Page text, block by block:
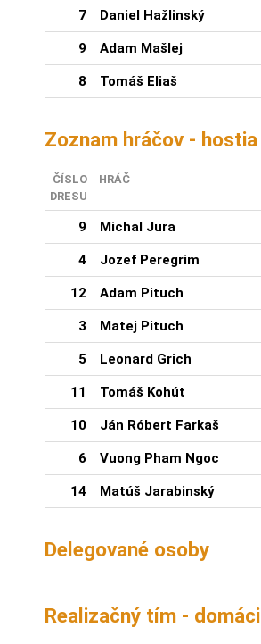
7 Daniel Hažlinský
9 Adam Mašlej
8 Tomáš Eliaš
Zoznam hráčov - hostia
ČÍSLO
DRESU
HRÁČ
9 Michal Jura
4 Jozef Peregrim
12 Adam Pituch
3 Matej Pituch
5 Leonard Grich
11 Tomáš Kohút
10 Ján Róbert Farkaš
6 Vuong Pham Ngoc
14 Matúš Jarabinský
Delegované osoby
Realizačný tím - domáci